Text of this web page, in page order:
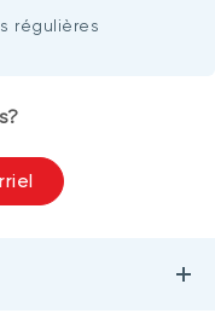
régulières